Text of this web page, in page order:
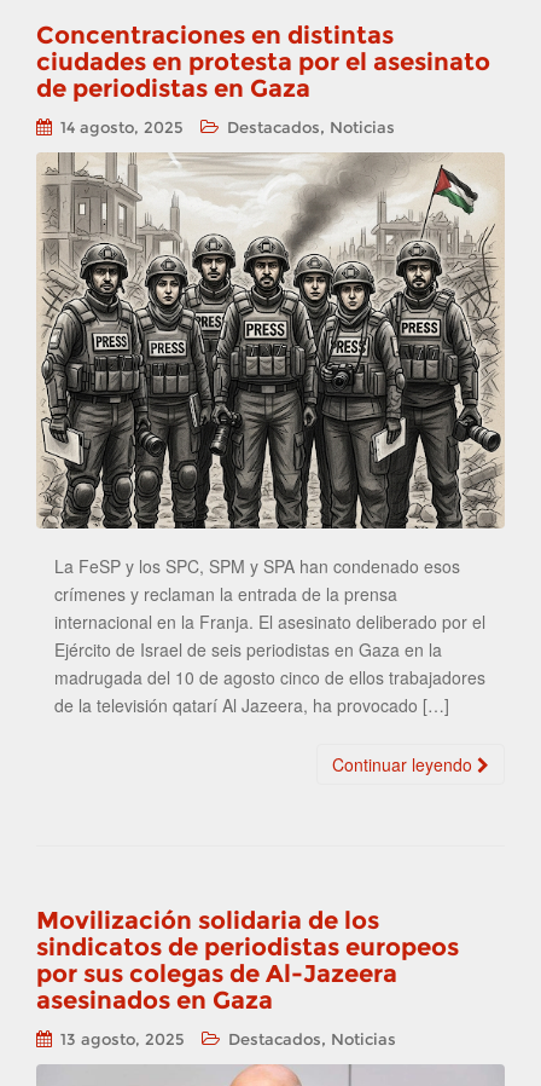
Concentraciones en distintas
ciudades en protesta por el asesinato
de periodistas en Gaza
14 agosto, 2025 Destacados, Noticias
La FeSP y los SPC, SPM y SPA han condenado esos
crímenes y reclaman la entrada de la prensa
internacional en la Franja. El asesinato deliberado por el
Ejército de Israel de seis periodistas en Gaza en la
madrugada del 10 de agosto cinco de ellos trabajadores
de la televisión qatarí Al Jazeera, ha provocado […]
Continuar leyendo
Movilización solidaria de los
sindicatos de periodistas europeos
por sus colegas de Al-Jazeera
asesinados en Gaza
13 agosto, 2025 Destacados, Noticias